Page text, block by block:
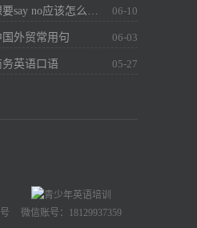
在英国社交中，想要say no应该怎么办？ 06-10
外贸常用句 06-03
英语口语 05-27
微信账号：18129937359